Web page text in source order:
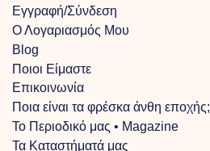
Εγγραφή/Σύνδεση
Ο Λογαριασμός Μου
Blog
Ποιοι Είμαστε
Επικοινωνία
Ποια είναι τα φρέσκα άνθη εποχής;
Το Περιοδικό μας • Magazine
Τα Kαταστήματά μας